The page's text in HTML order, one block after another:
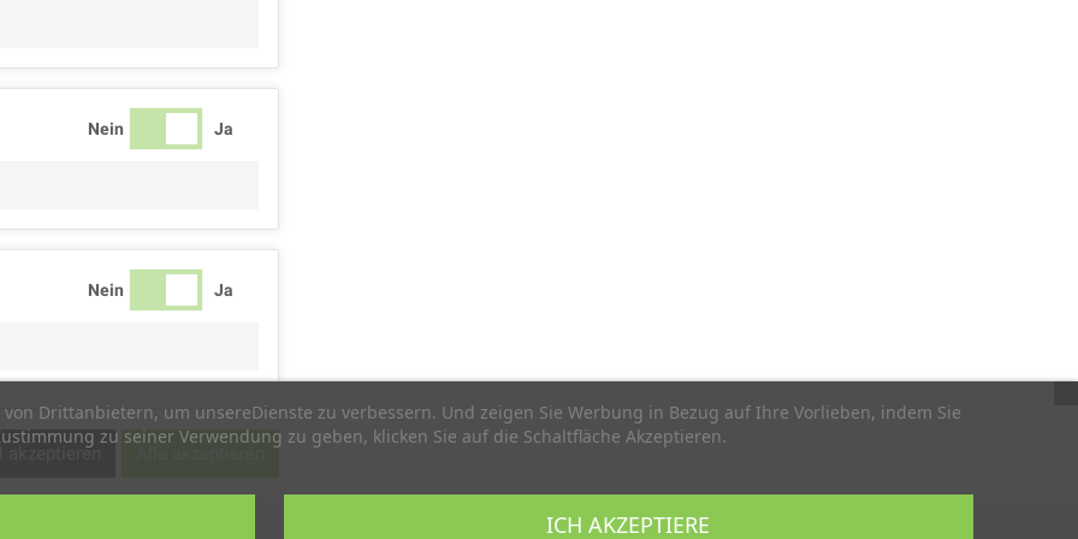
Drittanbietern, um unsereDienste zu verbessern. Und zeigen Sie Werbung in Bezug auf Ihre Vorlieben, indem Sie
zu seiner Verwendung zu geben, klicken Sie auf die Schaltfläche Akzeptieren.
ICH AKZEPTIERE
Nein Ja
Nein Ja
Nein
akzeptieren